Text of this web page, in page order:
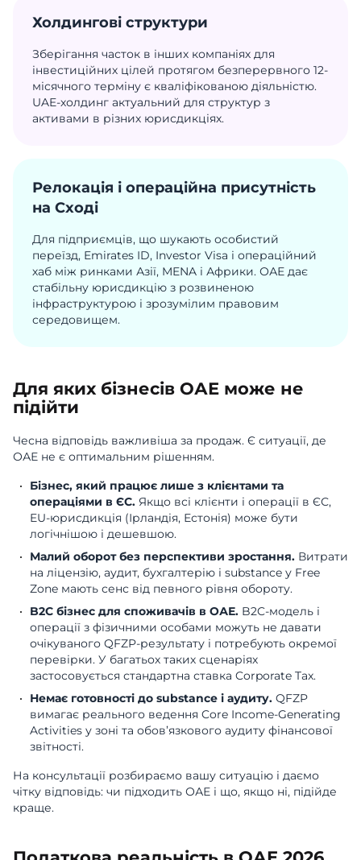
Холдингові структури
Зберігання часток в інших компаніях для
інвестиційних цілей протягом безперервного 12-
місячного терміну є кваліфікованою діяльністю.
UAE-холдинг актуальний для структур з
активами в різних юрисдикціях.
Релокація і операційна присутність
на Сході
Для підприємців, що шукають особистий
переїзд, Emirates ID, Investor Visa і операційний
хаб між ринками Азії, MENA і Африки. ОАЕ дає
стабільну юрисдикцію з розвиненою
інфраструктурою і зрозумілим правовим
середовищем.
Для яких бізнесів ОАЕ може не
підійти
Чесна відповідь важливіша за продаж. Є ситуації, де
ОАЕ не є оптимальним рішенням.
Бізнес, який працює лише з клієнтами та
операціями в ЄС. Якщо всі клієнти і операції в ЄС,
EU-юрисдикція (Ірландія, Естонія) може бути
логічнішою і дешевшою.
Малий оборот без перспективи зростання. Витрати
на ліцензію, аудит, бухгалтерію і substance у Free
Zone мають сенс від певного рівня обороту.
B2C бізнес для споживачів в ОАЕ. B2C-модель і
операції з фізичними особами можуть не давати
очікуваного QFZP-результату і потребують окремої
перевірки. У багатьох таких сценаріях
застосовується стандартна ставка Corporate Tax.
Немає готовності до substance і аудиту. QFZP
вимагає реального ведення Core Income-Generating
Activities у зоні та обов’язкового аудиту фінансової
звітності.
На консультації розбираємо вашу ситуацію і даємо
чітку відповідь: чи підходить ОАЕ і що, якщо ні, підійде
краще.